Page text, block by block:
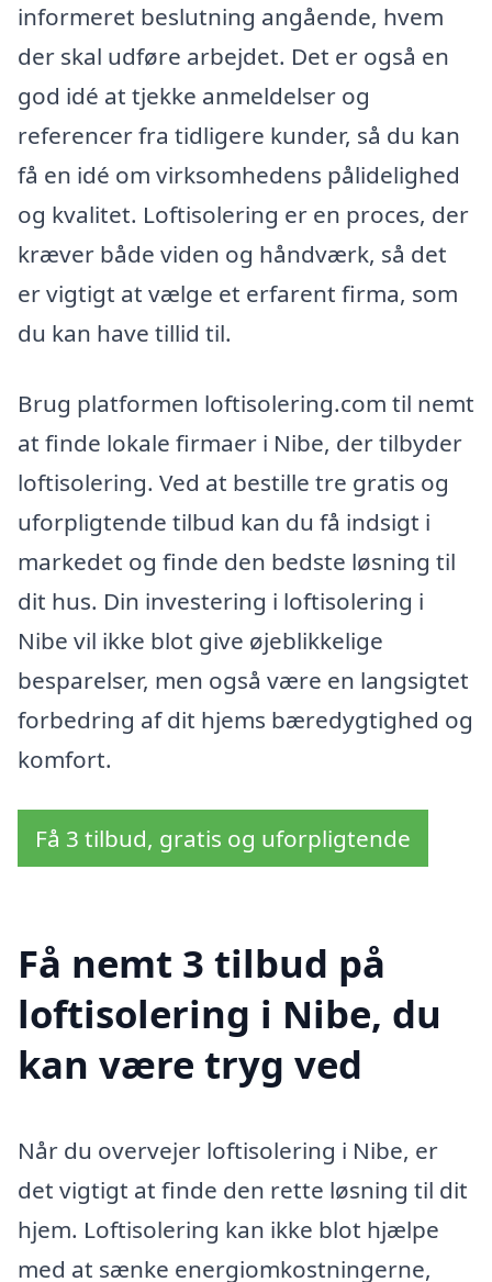
informeret beslutning angående, hvem
der skal udføre arbejdet. Det er også en
god idé at tjekke anmeldelser og
referencer fra tidligere kunder, så du kan
få en idé om virksomhedens pålidelighed
og kvalitet. Loftisolering er en proces, der
kræver både viden og håndværk, så det
er vigtigt at vælge et erfarent firma, som
du kan have tillid til.
Brug platformen loftisolering.com til nemt
at finde lokale firmaer i Nibe, der tilbyder
loftisolering. Ved at bestille tre gratis og
uforpligtende tilbud kan du få indsigt i
markedet og finde den bedste løsning til
dit hus. Din investering i loftisolering i
Nibe vil ikke blot give øjeblikkelige
besparelser, men også være en langsigtet
forbedring af dit hjems bæredygtighed og
komfort.
Få 3 tilbud, gratis og uforpligtende
Få nemt 3 tilbud på
loftisolering i Nibe, du
kan være tryg ved
Når du overvejer loftisolering i Nibe, er
det vigtigt at finde den rette løsning til dit
hjem. Loftisolering kan ikke blot hjælpe
med at sænke energiomkostningerne,